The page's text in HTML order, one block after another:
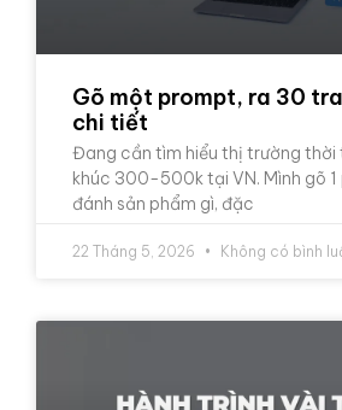
Gõ một prompt, ra 30
chi tiết
Đang cần tìm hiểu thị trường thời
khúc 300-500k tại VN. Mình gõ 1
đánh sản phẩm gì, đặc
22 Tháng 5, 2026 Không có bình